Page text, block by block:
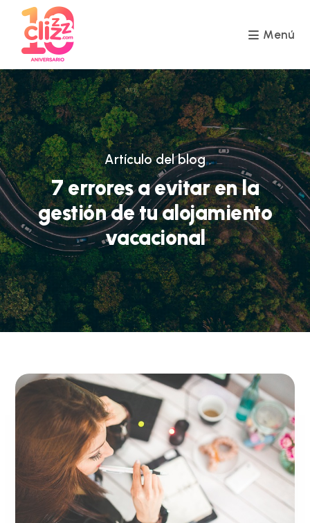
contenido
Menú
Artículo del blog
7 errores a evitar en la
gestión de tu alojamiento
vacacional